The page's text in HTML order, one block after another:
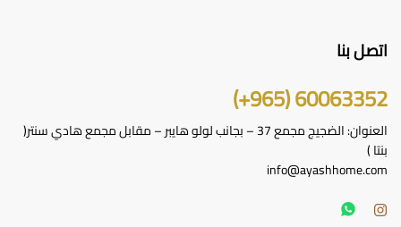
اتصل بنا
60063352 (965+)
العنوان: الضجيج مجمع 37 – بجانب لولو هايبر – مقابل مجمع هادي سنتر(
بنتا )
info@ayashhome.com